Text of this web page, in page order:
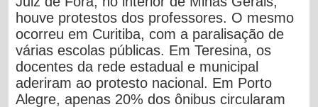
houve protestos dos professores. O mesmo
ocorreu em Curitiba, com a paralisação de
várias escolas públicas. Em Teresina, os
docentes da rede estadual e municipal
aderiram ao protesto nacional. Em Porto
Alegre, apenas 20% dos ônibus circularam